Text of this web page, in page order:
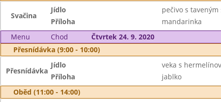
Svačina
Jídlo
pečivo s
Příloha
mandarinka
Menu
Chod
Čtvrtek 24. 9. 2020
Přesnídávka (9:00 - 10:00)
Přesnídávka
Jídlo
veka s
Příloha
jablko
Oběd (11:00 - 14:00)